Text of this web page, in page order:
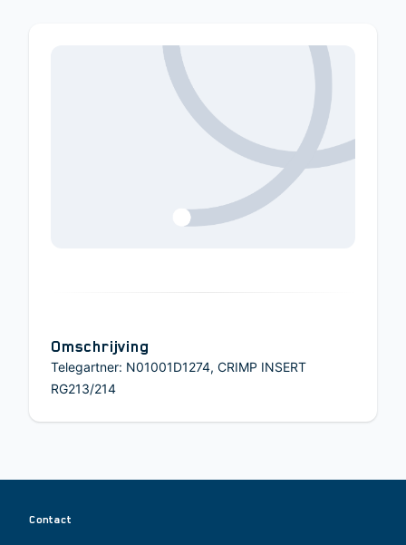
Omschrijving
Telegartner: N01001D1274, CRIMP INSERT
RG213/214
Contact